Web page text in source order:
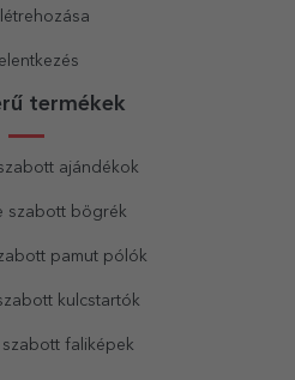
termékek
ajándékok
szabott bögrék
pamut pólók
kulcstartók
szabott faliképek